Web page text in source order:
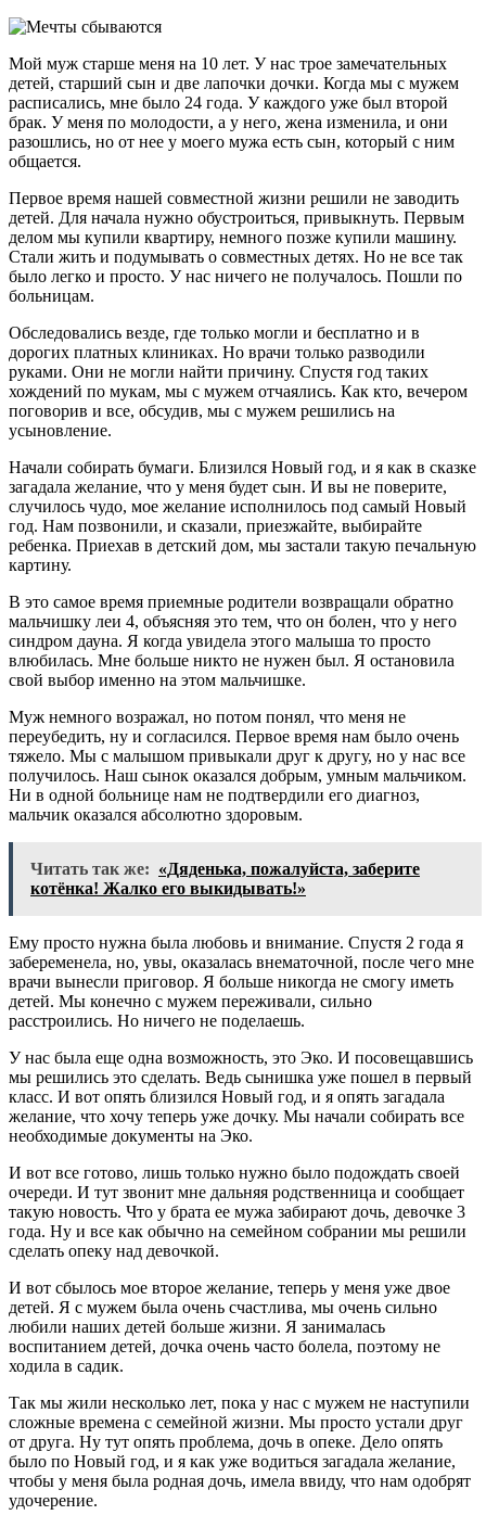
Мой муж старше меня на 10 лет. У нас трое замечательных
детей, старший сын и две лапочки дочки. Когда мы с мужем
расписались, мне было 24 года. У каждого уже был второй
брак. У меня по молодости, а у него, жена изменила, и они
разошлись, но от нее у моего мужа есть сын, который с ним
общается.
Первое время нашей совместной жизни решили не заводить
детей. Для начала нужно обустроиться, привыкнуть. Первым
делом мы купили квартиру, немного позже купили машину.
Стали жить и подумывать о совместных детях. Но не все так
было легко и просто. У нас ничего не получалось. Пошли по
больницам.
Обследовались везде, где только могли и бесплатно и в
дорогих платных клиниках. Но врачи только разводили
руками. Они не могли найти причину. Спустя год таких
хождений по мукам, мы с мужем отчаялись. Как кто, вечером
поговорив и все, обсудив, мы с мужем решились на
усыновление.
Начали собирать бумаги. Близился Новый год, и я как в сказке
загадала желание, что у меня будет сын. И вы не поверите,
случилось чудо, мое желание исполнилось под самый Новый
год. Нам позвонили, и сказали, приезжайте, выбирайте
ребенка. Приехав в детский дом, мы застали такую печальную
картину.
В это самое время приемные родители возвращали обратно
мальчишку леи 4, объясняя это тем, что он болен, что у него
синдром дауна. Я когда увидела этого малыша то просто
влюбилась. Мне больше никто не нужен был. Я остановила
свой выбор именно на этом мальчишке.
Муж немного возражал, но потом понял, что меня не
переубедить, ну и согласился. Первое время нам было очень
тяжело. Мы с малышом привыкали друг к другу, но у нас все
получилось. Наш сынок оказался добрым, умным мальчиком.
Ни в одной больнице нам не подтвердили его диагноз,
мальчик оказался абсолютно здоровым.
Читать так же: «Дяденька, пожалуйста, заберите
котёнка! Жалко его выкидывать!»
Ему просто нужна была любовь и внимание. Спустя 2 года я
забеременела, но, увы, оказалась внематочной, после чего мне
врачи вынесли приговор. Я больше никогда не смогу иметь
детей. Мы конечно с мужем переживали, сильно
расстроились. Но ничего не поделаешь.
У нас была еще одна возможность, это Эко. И посовещавшись
мы решились это сделать. Ведь сынишка уже пошел в первый
класс. И вот опять близился Новый год, и я опять загадала
желание, что хочу теперь уже дочку. Мы начали собирать все
необходимые документы на Эко.
И вот все готово, лишь только нужно было подождать своей
очереди. И тут звонит мне дальняя родственница и сообщает
такую новость. Что у брата ее мужа забирают дочь, девочке 3
года. Ну и все как обычно на семейном собрании мы решили
сделать опеку над девочкой.
И вот сбылось мое второе желание, теперь у меня уже двое
детей. Я с мужем была очень счастлива, мы очень сильно
любили наших детей больше жизни. Я занималась
воспитанием детей, дочка очень часто болела, поэтому не
ходила в садик.
Так мы жили несколько лет, пока у нас с мужем не наступили
сложные времена с семейной жизни. Мы просто устали друг
от друга. Ну тут опять проблема, дочь в опеке. Дело опять
было по Новый год, и я как уже водиться загадала желание,
чтобы у меня была родная дочь, имела ввиду, что нам одобрят
удочерение.